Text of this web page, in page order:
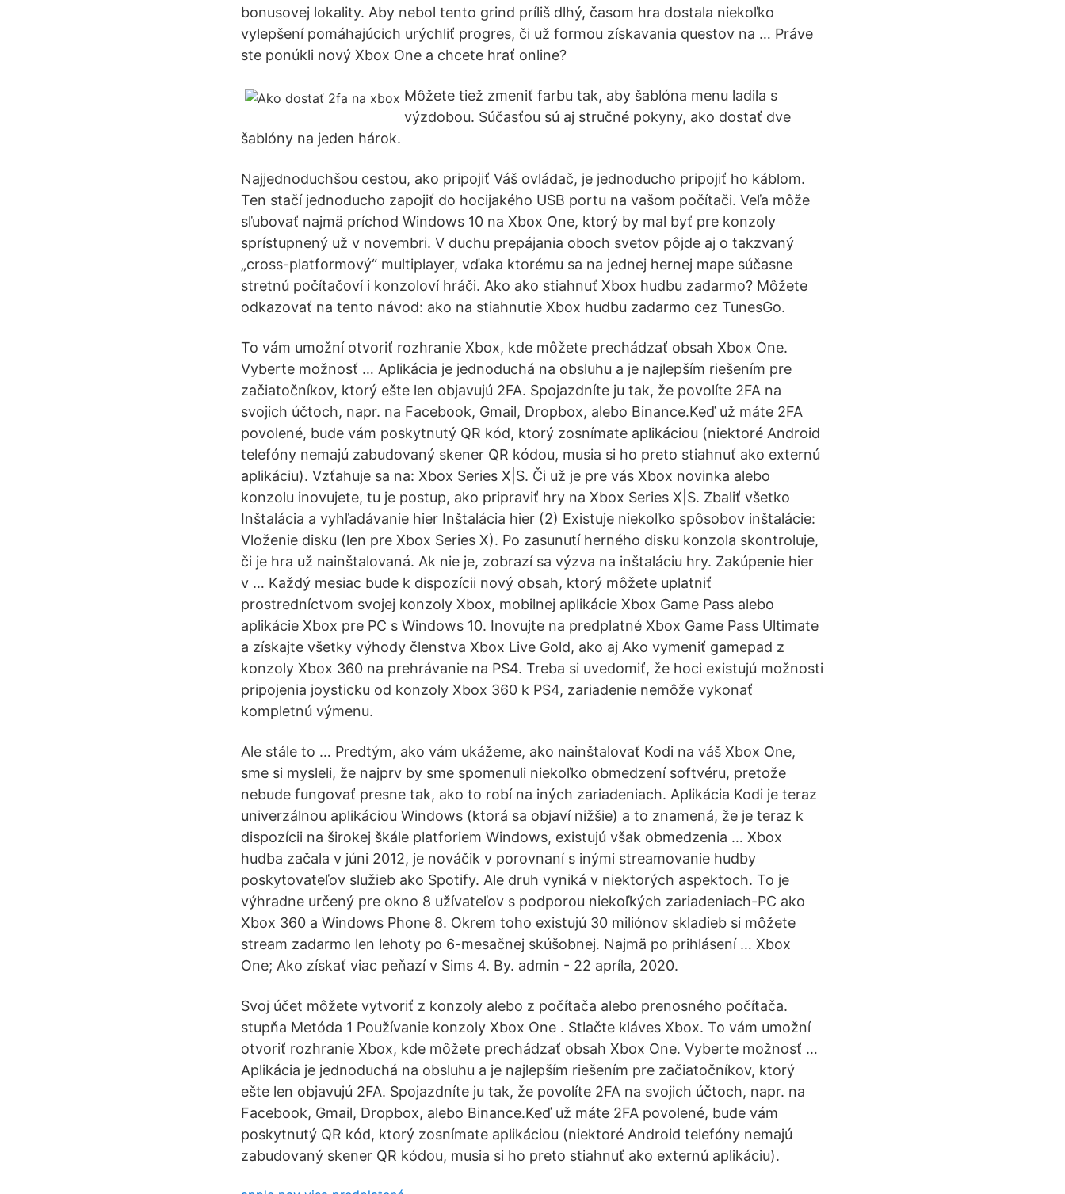
bonusovej lokality. Aby nebol tento grind príliš dlhý, časom hra dostala niekoľko
vylepšení pomáhajúcich urýchliť progres, či už formou získavania questov na … Práve
ste ponúkli nový Xbox One a chcete hrať online?
Môžete tiež zmeniť farbu tak, aby šablóna menu ladila s
výzdobou. Súčasťou sú aj stručné pokyny, ako dostať dve
šablóny na jeden hárok.
Najjednoduchšou cestou, ako pripojiť Váš ovládač, je jednoducho pripojiť ho káblom.
Ten stačí jednoducho zapojiť do hocijakého USB portu na vašom počítači. Veľa môže
sľubovať najmä príchod Windows 10 na Xbox One, ktorý by mal byť pre konzoly
sprístupnený už v novembri. V duchu prepájania oboch svetov pôjde aj o takzvaný
„cross-platformový“ multiplayer, vďaka ktorému sa na jednej hernej mape súčasne
stretnú počítačoví i konzoloví hráči. Ako ako stiahnuť Xbox hudbu zadarmo? Môžete
odkazovať na tento návod: ako na stiahnutie Xbox hudbu zadarmo cez TunesGo.
To vám umožní otvoriť rozhranie Xbox, kde môžete prechádzať obsah Xbox One.
Vyberte možnosť … Aplikácia je jednoduchá na obsluhu a je najlepším riešením pre
začiatočníkov, ktorý ešte len objavujú 2FA. Spojazdníte ju tak, že povolíte 2FA na
svojich účtoch, napr. na Facebook, Gmail, Dropbox, alebo Binance.Keď už máte 2FA
povolené, bude vám poskytnutý QR kód, ktorý zosnímate aplikáciou (niektoré Android
telefóny nemajú zabudovaný skener QR kódou, musia si ho preto stiahnuť ako externú
aplikáciu). Vzťahuje sa na: Xbox Series X|S. Či už je pre vás Xbox novinka alebo
konzolu inovujete, tu je postup, ako pripraviť hry na Xbox Series X|S. Zbaliť všetko
Inštalácia a vyhľadávanie hier Inštalácia hier (2) Existuje niekoľko spôsobov inštalácie:
Vloženie disku (len pre Xbox Series X). Po zasunutí herného disku konzola skontroluje,
či je hra už nainštalovaná. Ak nie je, zobrazí sa výzva na inštaláciu hry. Zakúpenie hier
v … Každý mesiac bude k dispozícii nový obsah, ktorý môžete uplatniť
prostredníctvom svojej konzoly Xbox, mobilnej aplikácie Xbox Game Pass alebo
aplikácie Xbox pre PC s Windows 10. Inovujte na predplatné Xbox Game Pass Ultimate
a získajte všetky výhody členstva Xbox Live Gold, ako aj Ako vymeniť gamepad z
konzoly Xbox 360 na prehrávanie na PS4. Treba si uvedomiť, že hoci existujú možnosti
pripojenia joysticku od konzoly Xbox 360 k PS4, zariadenie nemôže vykonať
kompletnú výmenu.
Ale stále to … Predtým, ako vám ukážeme, ako nainštalovať Kodi na váš Xbox One,
sme si mysleli, že najprv by sme spomenuli niekoľko obmedzení softvéru, pretože
nebude fungovať presne tak, ako to robí na iných zariadeniach. Aplikácia Kodi je teraz
univerzálnou aplikáciou Windows (ktorá sa objaví nižšie) a to znamená, že je teraz k
dispozícii na širokej škále platforiem Windows, existujú však obmedzenia … Xbox
hudba začala v júni 2012, je nováčik v porovnaní s inými streamovanie hudby
poskytovateľov služieb ako Spotify. Ale druh vyniká v niektorých aspektoch. To je
výhradne určený pre okno 8 užívateľov s podporou niekoľkých zariadeniach-PC ako
Xbox 360 a Windows Phone 8. Okrem toho existujú 30 miliónov skladieb si môžete
stream zadarmo len lehoty po 6-mesačnej skúšobnej. Najmä po prihlásení … Xbox
One; Ako získať viac peňazí v Sims 4. By. admin - 22 apríla, 2020.
Svoj účet môžete vytvoriť z konzoly alebo z počítača alebo prenosného počítača.
stupňa Metóda 1 Používanie konzoly Xbox One . Stlačte kláves Xbox. To vám umožní
otvoriť rozhranie Xbox, kde môžete prechádzať obsah Xbox One. Vyberte možnosť …
Aplikácia je jednoduchá na obsluhu a je najlepším riešením pre začiatočníkov, ktorý
ešte len objavujú 2FA. Spojazdníte ju tak, že povolíte 2FA na svojich účtoch, napr. na
Facebook, Gmail, Dropbox, alebo Binance.Keď už máte 2FA povolené, bude vám
poskytnutý QR kód, ktorý zosnímate aplikáciou (niektoré Android telefóny nemajú
zabudovaný skener QR kódou, musia si ho preto stiahnuť ako externú aplikáciu).